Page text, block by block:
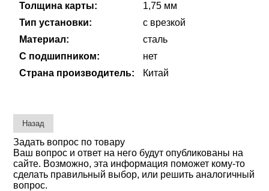
Толщина карты:
1,75 мм
Тип установки:
с врезкой
Материал:
сталь
С подшипником:
нет
Страна производитель:
Китай
Задать вопрос по товару
Ваш вопрос и ответ на него будут опубликованы на
сайте. Возможно, эта информация поможет кому-то
сделать правильный выбор, или решить аналогичный
вопрос.